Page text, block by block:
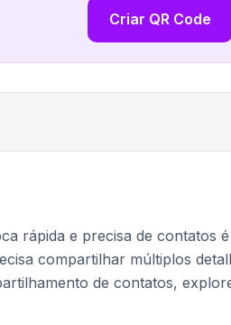
Criar QR Code
rápida e precisa de contatos é
compartilhar múltiplos
de contatos,